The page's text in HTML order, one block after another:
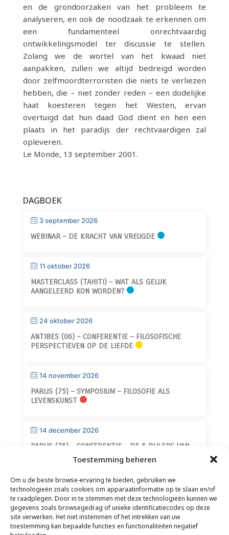
Toestemming beheren
Om u de beste browse-ervaring te bieden, gebruiken we
technologieën zoals cookies om apparaatinformatie op te slaan en/of
te raadplegen. Door in te stemmen met deze technologieën kunnen we
gegevens zoals browsegedrag of unieke identificatiecodes op deze
site verwerken. Het niet instemmen of het intrekken van uw
toestemming kan bepaalde functies en functionaliteiten negatief
en de grondoorzaken van het probleem te
analyseren, en ook de noodzaak te erkennen om
een ​​fundamenteel onrechtvaardig
ontwikkelingsmodel ter discussie te stellen.
Zolang we de wortel van het kwaad niet
aanpakken, zullen we altijd bedreigd worden
door zelfmoordterroristen die niets te verliezen
hebben, die – niet zonder reden – een dodelijke
haat koesteren tegen het Westen, ervan
overtuigd dat hun daad God dient en hen een
plaats in het paradijs der rechtvaardigen zal
opleveren.
Le Monde, 13 september 2001.
DAGBOEK
3 september 2026
WEBINAR – DE KRACHT VAN VREUGDE
11 oktober 2026
MASTERCLASS (TAHITI) – WAT ALS GELUK
AANGELEERD KON WORDEN?
24 oktober 2026
ANTIBES (06) – CONFERENTIE – FILOSOFISCHE
PERSPECTIEVEN OP DE LIEFDE
14 november 2026
PARIJS (75) – SYMPOSIUM – FILOSOFIE ALS
LEVENSKUNST
14 december 2026
PARIJS (75) – CONFERENTIE – DE 5 PIJLERS VAN